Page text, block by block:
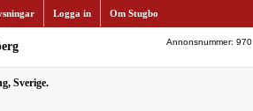
Logga in Om Stugbo
Annonsnummer: 970
Sverige.